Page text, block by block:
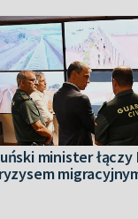
minister łączy